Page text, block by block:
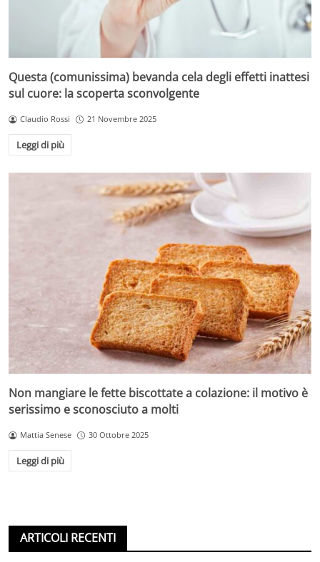
Questa (comunissima) bevanda cela degli effetti inattesi
sul cuore: la scoperta sconvolgente
Claudio Rossi 21 Novembre 2025
Leggi di più
Non mangiare le fette biscottate a colazione: il motivo è
serissimo e sconosciuto a molti
Mattia Senese 30 Ottobre 2025
Leggi di più
ARTICOLI RECENTI